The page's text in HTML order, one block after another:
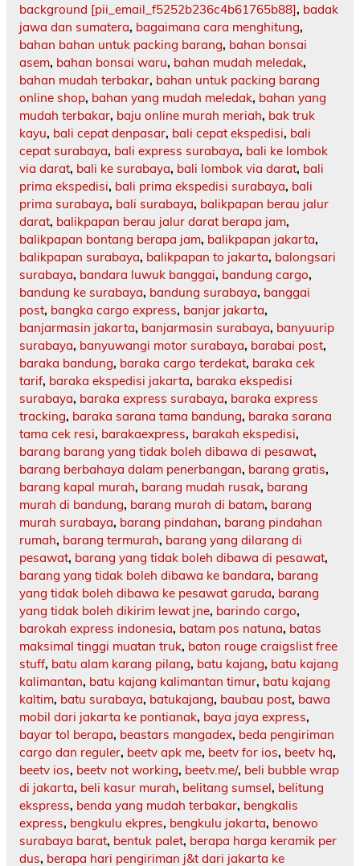
background [pii_email_f5252b236c4b61765b88], badak
jawa dan sumatera, bagaimana cara menghitung,
bahan bahan untuk packing barang, bahan bonsai
asem, bahan bonsai waru, bahan mudah meledak,
bahan mudah terbakar, bahan untuk packing barang
online shop, bahan yang mudah meledak, bahan yang
mudah terbakar, baju online murah meriah, bak truk
kayu, bali cepat denpasar, bali cepat ekspedisi, bali
cepat surabaya, bali express surabaya, bali ke lombok
via darat, bali ke surabaya, bali lombok via darat, bali
prima ekspedisi, bali prima ekspedisi surabaya, bali
prima surabaya, bali surabaya, balikpapan berau jalur
darat, balikpapan berau jalur darat berapa jam,
balikpapan bontang berapa jam, balikpapan jakarta,
balikpapan surabaya, balikpapan to jakarta, balongsari
surabaya, bandara luwuk banggai, bandung cargo,
bandung ke surabaya, bandung surabaya, banggai
post, bangka cargo express, banjar jakarta,
banjarmasin jakarta, banjarmasin surabaya, banyuurip
surabaya, banyuwangi motor surabaya, barabai post,
baraka bandung, baraka cargo terdekat, baraka cek
tarif, baraka ekspedisi jakarta, baraka ekspedisi
surabaya, baraka express surabaya, baraka express
tracking, baraka sarana tama bandung, baraka sarana
tama cek resi, barakaexpress, barakah ekspedisi,
barang barang yang tidak boleh dibawa di pesawat,
barang berbahaya dalam penerbangan, barang gratis,
barang kapal murah, barang mudah rusak, barang
murah di bandung, barang murah di batam, barang
murah surabaya, barang pindahan, barang pindahan
rumah, barang termurah, barang yang dilarang di
pesawat, barang yang tidak boleh dibawa di pesawat,
barang yang tidak boleh dibawa ke bandara, barang
yang tidak boleh dibawa ke pesawat garuda, barang
yang tidak boleh dikirim lewat jne, barindo cargo,
barokah express indonesia, batam pos natuna, batas
maksimal tinggi muatan truk, baton rouge craigslist free
stuff, batu alam karang pilang, batu kajang, batu kajang
kalimantan, batu kajang kalimantan timur, batu kajang
kaltim, batu surabaya, batukajang, baubau post, bawa
mobil dari jakarta ke pontianak, baya jaya express,
bayar tol berapa, beastars mangadex, beda pengiriman
cargo dan reguler, beetv apk me, beetv for ios, beetv hq,
beetv ios, beetv not working, beetv.me/, beli bubble wrap
di jakarta, beli kasur murah, belitang sumsel, belitung
ekspress, benda yang mudah terbakar, bengkalis
express, bengkulu ekpres, bengkulu jakarta, benowo
surabaya barat, bentuk palet, berapa harga keramik per
dus, berapa hari pengiriman j&t dari jakarta ke